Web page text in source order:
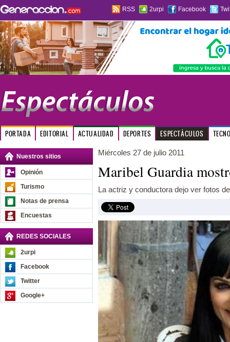
RSS 2urpi Facebook
PORTADA EDITORIAL ACTUALIDAD DEPORTES ESPECTÁCULOS
Nuestros sitios
Opinión
Turismo
Notas de prensa
Encuestas
REDES SOCIALES
2urpi
Facebook
Twitter
Google+
Miércoles 27 de julio 2011
Maribel Guardia
La actriz y conductora dejo ver fotos